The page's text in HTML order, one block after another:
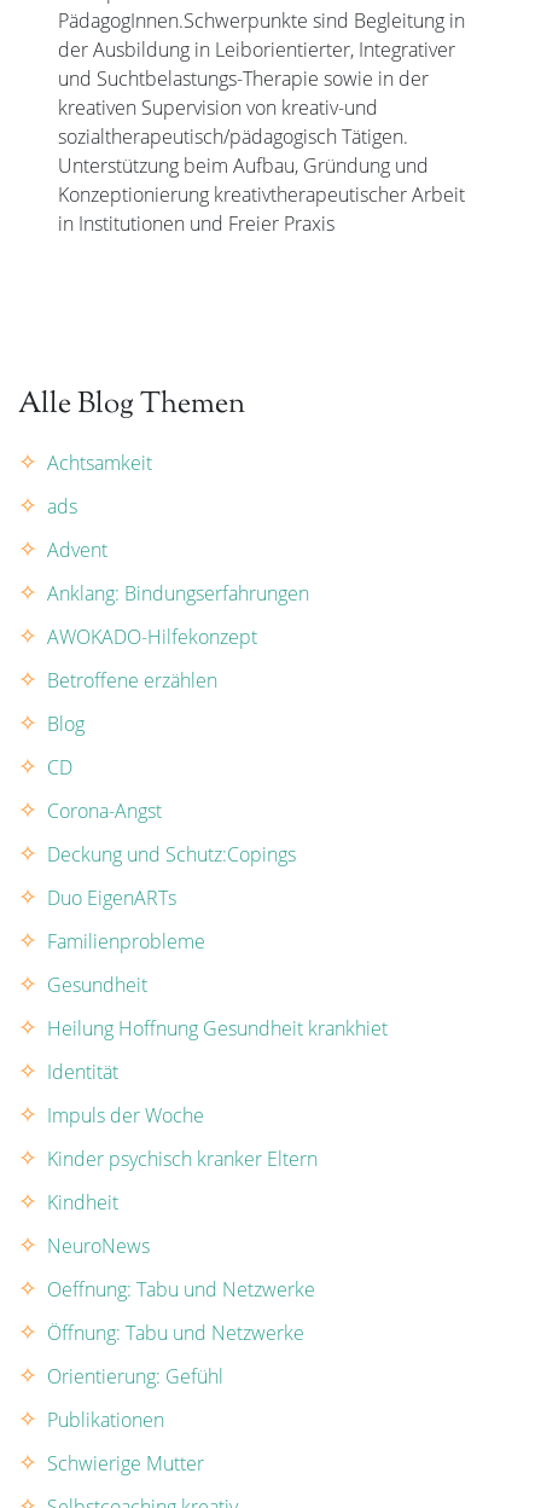
PädagogInnen.Schwerpunkte sind Begleitung in
der Ausbildung in Leiborientierter, Integrativer
und Suchtbelastungs-Therapie sowie in der
kreativen Supervision von kreativ-und
sozialtherapeutisch/pädagogisch Tätigen.
Unterstützung beim Aufbau, Gründung und
Konzeptionierung kreativtherapeutischer Arbeit
in Institutionen und Freier Praxis
Alle Blog Themen
Achtsamkeit
ads
Advent
Anklang: Bindungserfahrungen
AWOKADO-Hilfekonzept
Betroffene erzählen
Blog
CD
Corona-Angst
Deckung und Schutz:Copings
Duo EigenARTs
Familienprobleme
Gesundheit
Heilung Hoffnung Gesundheit krankhiet
Identität
Impuls der Woche
Kinder psychisch kranker Eltern
Kindheit
NeuroNews
Oeffnung: Tabu und Netzwerke
Öffnung: Tabu und Netzwerke
Orientierung: Gefühl
Publikationen
Schwierige Mutter